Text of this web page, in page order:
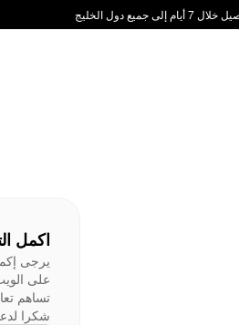
7 أيام إلى جميع دول الخليج
اكمل
يرجى
على
تساهم
شكرا